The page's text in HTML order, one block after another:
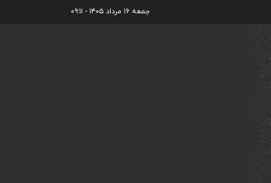
جمعه ۱۶ مرداد ۱۴۰۵ - ۰۹:۱۱